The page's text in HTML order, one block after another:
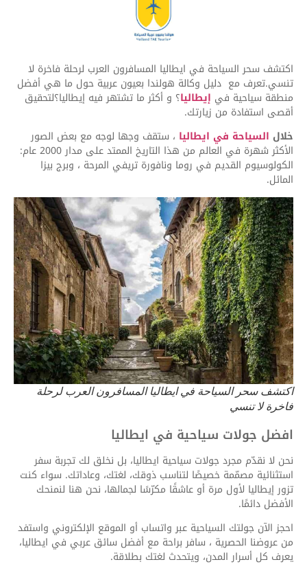
اكتشف سحر السياحة في ايطاليا المسافرون العرب لرحلة فاخرة لا
تنسي.تعرف مع دليل وكالة هولندا بعيون عربية حول ما هي أفضل
منطقة سياحية في إيطاليا؟ و أكثر ما تشتهر فيه إيطاليا؟لتحقيق
أقصى استفادة من زيارتك.
خلال السياحة في ايطاليا ، ستقف وجها لوجه مع بعض الصور
الأكثر شهرة في العالم من هذا التاريخ الممتد على مدار 2000 عام:
الكولوسيوم القديم في روما ونافورة تريفي المرحة ، وبرج بيزا
المائل.
اكتشف سحر السياحة في ايطاليا المسافرون العرب لرحلة
فاخرة لا تنسي
افضل جولات سياحية في ايطاليا
نحن لا نقدّم مجرد جولات سياحية ايطاليا، بل نخلق لك تجربة سفر
استثنائية مصمّمة خصيصًا لتناسب ذوقك، لغتك، وعاداتك. سواء كنت
تزور إيطاليا لأول مرة أو عاشقًا مكرّسًا لجمالها، نحن هنا لنمنحك
الأفضل دائمًا.
احجز الآن جولتك السياحية عبر واتساب أو الموقع الإلكتروني واستفد
من عروضنا الحصرية ، سافر براحة مع أفضل سائق عربي في ايطاليا،
يعرف كل أسرار المدن، ويتحدث لغتك بطلاقة.